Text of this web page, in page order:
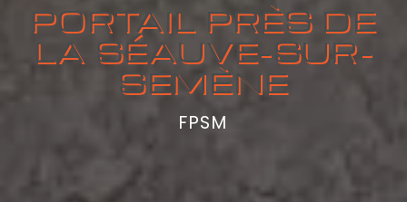
PORTAIL PRÈS DE
LA SÉAUVE-SUR-
SEMÈNE
FPSM